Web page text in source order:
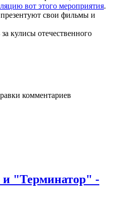
вот этого мероприятия.
свои фильмы и
кулисы отечественного
комментариев
"Терминатор" -